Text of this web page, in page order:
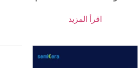
اقرأ المزيد